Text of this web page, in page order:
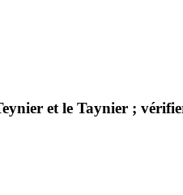
et le Taynier ;